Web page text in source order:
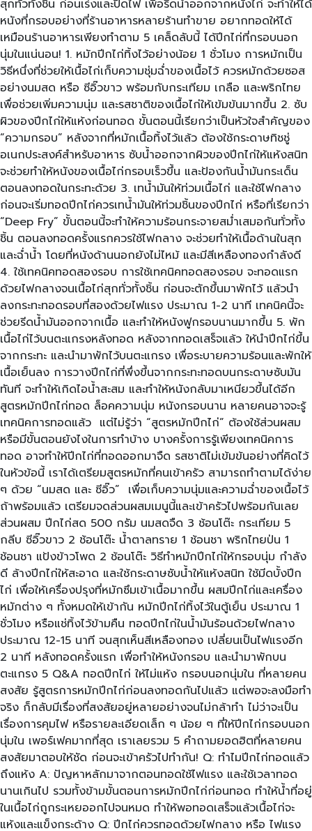
สุกทั่วทั้งชิ้น ก่อนเร่งและปิดไฟ เพื่อรีดน้ำออกจากหนังไก่ จะทำให้ได้
หนังที่กรอบอย่างที่ร้านอาหารหลายร้านทำขาย อยากทอดให้ได้
เหมือนร้านอาหารเพียงทำตาม 5 เคล็ดลับนี้ ได้ปีกไก่ที่กรอบนอก
นุ่มในแน่นอน! 1. หมักปีกไก่ทิ้งไว้อย่างน้อย 1 ชั่วโมง การหมักเป็น
วิธีหนึ่งที่ช่วยให้เนื้อไก่เก็บความชุ่มฉ่ำของเนื้อไว้ ควรหมักด้วยซอส
อย่างนมสด หรือ ซีอิ๊วขาว พร้อมกับกระเทียม เกลือ และพริกไทย
เพื่อช่วยเพิ่มความนุ่ม และรสชาติของเนื้อไก่ให้เข้มข้นมากขึ้น 2. ซับ
ผิวของปีกไก่ให้แห้งก่อนทอด ขั้นตอนนี้เรียกว่าเป็นหัวใจสำคัญของ
“ความกรอบ” หลังจากที่หมักเนื้อทิ้งไว้แล้ว ต้องใช้กระดาษทิชชู่
อเนกประสงค์สำหรับอาหาร ซับน้ำออกจากผิวของปีกไก่ให้แห้งสนิท
จะช่วยทำให้หนังของเนื้อไก่กรอบเร็วขึ้น และป้องกันน้ำมันกระเด็น
ตอนลงทอดในกระทะด้วย 3. เทน้ำมันให้ท่วมเนื้อไก่ และใช้ไฟกลาง
ก่อนจะเริ่มทอดปีกไก่ควรเทน้ำมันให้ท่วมชิ้นของปีกไก่ หรือที่เรียกว่า
“Deep Fry” ขั้นตอนนี้จะทำให้ความร้อนกระจายสม่ำเสมอกันทั่วทั้ง
ชิ้น ตอนลงทอดครั้งแรกควรใช้ไฟกลาง จะช่วยทำให้เนื้อด้านในสุก
และฉ่ำน้ำ โดยที่หนังด้านนอกยังไม่ไหม้ และมีสีเหลืองทองกำลังดี
4. ใช้เทคนิคทอดสองรอบ การใช้เทคนิคทอดสองรอบ จะทอดแรก
ด้วยไฟกลางจนเนื้อไก่สุกทั่วทั้งชิ้น ก่อนจะตักขึ้นมาพักไว้ แล้วนำ
ลงกระทะทอดรอบที่สองด้วยไฟแรง ประมาณ 1-2 นาที เทคนิคนี้จะ
ช่วยรีดน้ำมันออกจากเนื้อ และทำให้หนังฟูกรอบนานมากขึ้น 5. พัก
เนื้อไก่ไว้บนตะแกรงหลังทอด หลังจากทอดเสร็จแล้ว ให้นำปีกไก่ขึ้น
จากกระทะ และนำมาพักไว้บนตะแกรง เพื่อระบายความร้อนและพักให้
เนื้อเย็นลง การวางปีกไก่ที่พึ่งขึ้นจากกระทะทอดบนกระดาษซับมัน
ทันที จะทำให้เกิดไอน้ำสะสม และทำให้หนังกลับมาเหนียวขึ้นได้อีก
สูตรหมักปีกไก่ทอด ล็อคความนุ่ม หนังกรอบนาน หลายคนอาจจะรู้
เทคนิคการทอดแล้ว แต่ไม่รู้ว่า “สูตรหมักปีกไก่” ต้องใช้ส่วนผสม
หรือมีขั้นตอนยังไงในการทำบ้าง บางครั้งการรู้เพียงเทคนิคการ
ทอด อาจทำให้ปีกไก่ที่ทอดออกมาจืด รสชาติไม่เข้มข้นอย่างที่คิดไว้
ในหัวข้อนี้ เราได้เตรียมสูตรหมักที่คนเข้าครัว สามารถทำตามได้ง่าย
ๆ ด้วย “นมสด และ ซีอิ๊ว” เพื่อเก็บความนุ่มและความฉ่ำของเนื้อไว้
ถ้าพร้อมแล้ว เตรียมจดส่วนผสมเมนูนี้และเข้าครัวไปพร้อมกันเลย
ส่วนผสม ปีกไก่สด 500 กรัม นมสดจืด 3 ช้อนโต๊ะ กระเทียม 5
กลีบ ซีอิ๊วขาว 2 ช้อนโต๊ะ น้ำตาลทราย 1 ช้อนชา พริกไทยป่น 1
ช้อนชา แป้งข้าวโพด 2 ช้อนโต๊ะ วิธีทำหมักปีกไก่ให้กรอบนุ่ม กำลัง
ดี ล้างปีกไก่ให้สะอาด และใช้กระดาษซับน้ำให้แห้งสนิท ใช้มีดบั้งปีก
ไก่ เพื่อให้เครื่องปรุงที่หมักซึมเข้าเนื้อมากขึ้น ผสมปีกไก่และเครื่อง
หมักต่าง ๆ ทั้งหมดให้เข้ากัน หมักปีกไก่ทิ้งไว้ในตู้เย็น ประมาณ 1
ชั่วโมง หรือแช่ทิ้งไว้ข้ามคืน ทอดปีกไก่ในน้ำมันร้อนด้วยไฟกลาง
ประมาณ 12-15 นาที จนสุกเห็นสีเหลืองทอง เปลี่ยนเป็นไฟแรงอีก
2 นาที หลังทอดครั้งแรก เพื่อทำให้หนังกรอบ และนำมาพักบน
ตะแกรง 5 Q&A ทอดปีกไก่ ให้ไม่แห้ง กรอบนอกนุ่มใน ที่หลายคน
สงสัย รู้สูตรการหมักปีกไก่ก่อนลงทอดกันไปแล้ว แต่พอจะลงมือทำ
จริง ก็กลับมีเรื่องที่สงสัยอยู่หลายอย่างจนไม่กล้าทำ ไม่ว่าจะเป็น
เรื่องการคุมไฟ หรือรายละเอียดเล็ก ๆ น้อย ๆ ที่ให้ปีกไก่กรอบนอก
นุ่มใน เพอร์เฟคมากที่สุด เราเลยรวม 5 คำถามยอดฮิตที่หลายคน
สงสัยมาตอบให้ชัด ก่อนจะเข้าครัวไปทำกัน! Q: ทำไมปีกไก่ทอดแล้ว
ถึงแห้ง A: ปัญหาหลักมาจากตอนทอดใช้ไฟแรง และใช้เวลาทอด
นานเกินไป รวมทั้งข้ามขั้นตอนการหมักปีกไก่ก่อนทอด ทำให้น้ำที่อยู่
ในเนื้อไก่ถูกระเหยออกไปจนหมด ทำให้พอทอดเสร็จแล้วเนื้อไก่จะ
แห้งและแข็งกระด้าง Q: ปีกไก่ควรทอดด้วยไฟกลาง หรือ ไฟแรง